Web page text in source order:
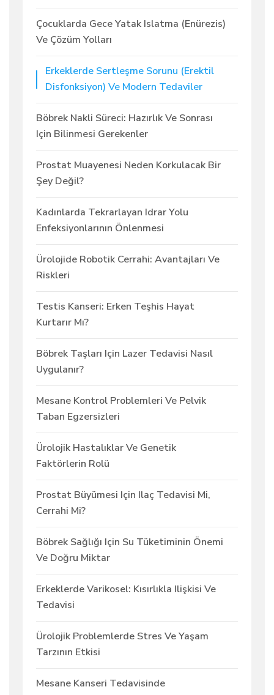
Çocuklarda Gece Yatak Islatma (enürezis)
Ve Çözüm Yolları
Erkeklerde Sertleşme Sorunu (erektil
Disfonksiyon) Ve Modern Tedaviler
Böbrek Nakli Süreci: Hazırlık Ve Sonrası
Için Bilinmesi Gerekenler
Prostat Muayenesi Neden Korkulacak Bir
Şey Değil?
Kadınlarda Tekrarlayan Idrar Yolu
Enfeksiyonlarının Önlenmesi
Ürolojide Robotik Cerrahi: Avantajları Ve
Riskleri
Testis Kanseri: Erken Teşhis Hayat
Kurtarır Mı?
Böbrek Taşları Için Lazer Tedavisi Nasıl
Uygulanır?
Mesane Kontrol Problemleri Ve Pelvik
Taban Egzersizleri
Ürolojik Hastalıklar Ve Genetik
Faktörlerin Rolü
Prostat Büyümesi Için Ilaç Tedavisi Mi,
Cerrahi Mi?
Böbrek Sağlığı Için Su Tüketiminin Önemi
Ve Doğru Miktar
Erkeklerde Varikosel: Kısırlıkla Ilişkisi Ve
Tedavisi
Ürolojik Problemlerde Stres Ve Yaşam
Tarzının Etkisi
Mesane Kanseri Tedavisinde